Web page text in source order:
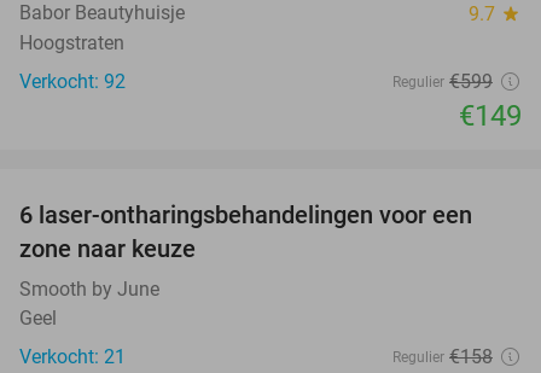
Babor Beautyhuisje 9.7 star
Hoogstraten
Verkocht: 92
Regulier €599
€149
69%
6 laser-ontharingsbehandelingen voor een
zone naar keuze
Smooth by June
Geel
Verkocht: 21
Regulier €158